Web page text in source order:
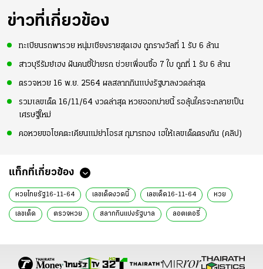
ข่าวที่เกี่ยวข้อง
ทะเบียนรถพารวย หนุ่มเชียงรายสุดเฮง ถูกรางวัลที่ 1 รับ 6 ล้าน
สาวบุรีรัมย์เฮง ฝันคนชี้ป้ายรถ ช่วยเพื่อนซื้อ 7 ใบ ถูกที่ 1 รับ 6 ล้าน
ตรวจหวย 16 พ.ย. 2564 ผลสลากกินแบ่งรัฐบาลงวดล่าสุด
รวมเลขเด็ด 16/11/64 งวดล่าสุด หวยออกบ่ายนี้ รอลุ้นใครจะกลายเป็น
เศรษฐีใหม่
คอหวยขอโชคตะเคียนแม่ย่าโอรส กุมารทอง เฮให้เลขเด็ดตรงกัน (คลิป)
แท็กที่เกี่ยวข้อง
หวยไทยรัฐ16-11-64 เลขเด็ดงวดนี้ เลขเด็ด16-11-64 หวย
เลขเด็ด ตรวจหวย สลากกินแบ่งรัฐบาล ลอตเตอรี่